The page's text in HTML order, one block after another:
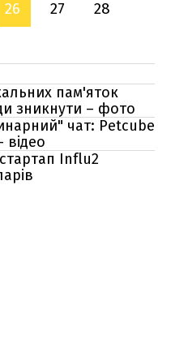
26 27
28
пам'яток
зникнути – фото
чат: Petcube
відео
Influ2